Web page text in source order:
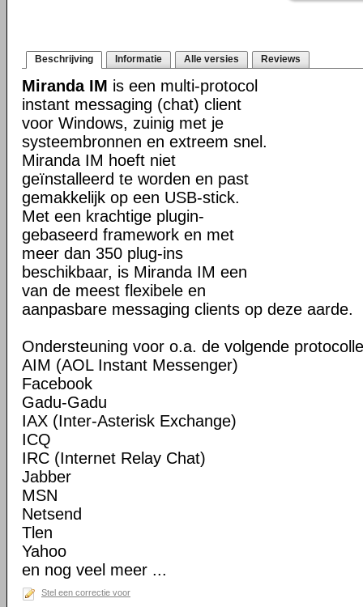
Beschrijving Informatie Alle versies Reviews
Miranda IM is een multi-protocol
instant messaging (chat) client
voor Windows, zuinig met je
systeembronnen en extreem snel.
Miranda IM hoeft niet
geïnstalleerd te worden en past
gemakkelijk op een USB-stick.
Met een krachtige plugin-
gebaseerd framework en met
meer dan 350 plug-ins
beschikbaar, is Miranda IM een
van de meest flexibele en
aanpasbare messaging clients op deze aarde.
Ondersteuning voor o.a. de volgende
AIM (AOL Instant Messenger)
Facebook
Gadu-Gadu
IAX (Inter-Asterisk Exchange)
ICQ
IRC (Internet Relay Chat)
Jabber
MSN
Netsend
Tlen
Yahoo
en nog veel meer ...
Stel een correctie voor